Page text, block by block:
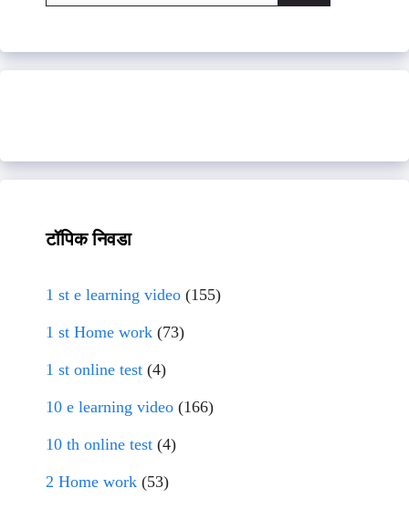
for:
टॉपिक निवडा
1 st e learning video (155)
1 st Home work (73)
1 st online test (4)
10 e learning video (166)
10 th online test (4)
2 Home work (53)